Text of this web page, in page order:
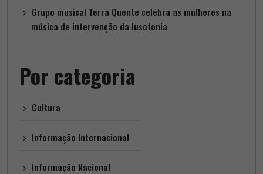
Grupo musical Terra Quente celebra as mulheres na
música de intervenção da lusofonia
Por categoria
Cultura
Informação Internacional
Informação Nacional